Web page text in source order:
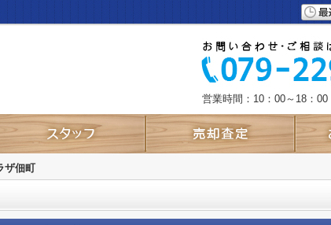
営業時間：10：00～18：00
ザ佃町